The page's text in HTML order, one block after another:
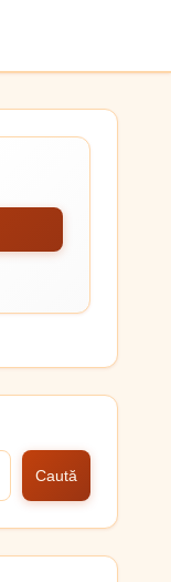
Caută